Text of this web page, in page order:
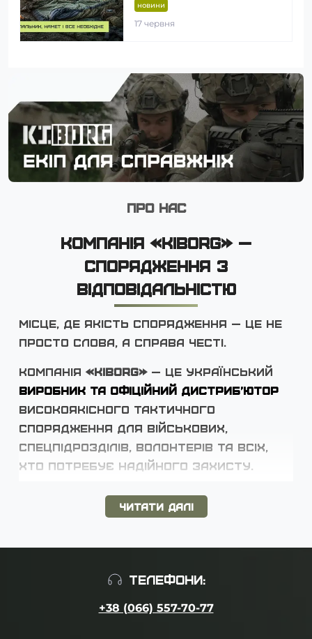
новини
17 червня
ПРО НАС
КОМПАНІЯ «KIBORG» —
СПОРЯДЖЕННЯ З
ВІДПОВІДАЛЬНІСТЮ
Місце, де якість спорядження — це не
просто слова, а справа честі.
Компанія «KIBORG»— це український
виробник та офіційний дистриб’ютор
високоякісного тактичного
спорядження для військових,
спецпідрозділів, волонтерів та всіх,
хто потребує надійного захисту.
14 квітня 2022 року
компанія швидко зросла з
повноцінного виробництва. Станом на
100 кваліфікованих спеціалістів
Наше головне завдання
Читати далі
ТЕЛЕФОНИ:
+38 (066) 557-70-77